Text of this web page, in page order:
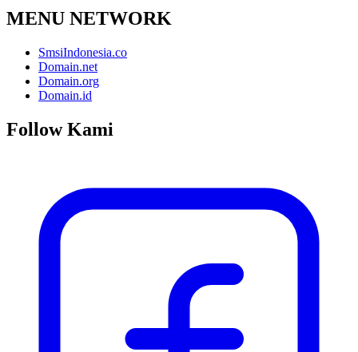
MENU NETWORK
SmsiIndonesia.co
Domain.net
Domain.org
Domain.id
Follow Kami